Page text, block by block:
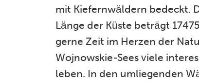
mit Kiefernwäldern bedeckt.
Länge der Küste beträgt
gerne Zeit im Herzen der
Wojnowskie-Sees viele
leben. In den umliegenden